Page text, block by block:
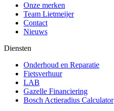
Onze merken
Team Lietmeijer
Contact
Nieuws
Diensten
Onderhoud en Reparatie
Fietsverhuur
LAB
Gazelle Financiering
Bosch Actieradius Calculator